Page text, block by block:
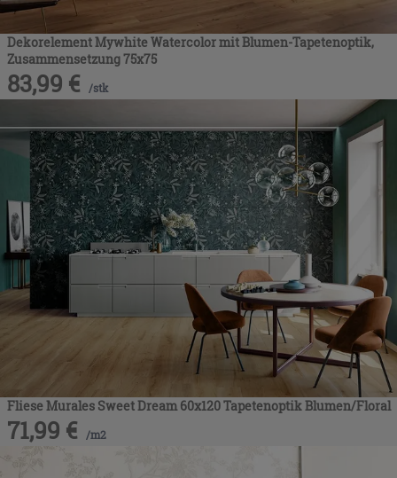
Dekorelement Mywhite Watercolor mit Blumen-Tapetenoptik,
Zusammensetzung 75x75
83,99 € /stk
Fliese Murales Sweet Dream 60x120 Tapetenoptik Blumen/Floral
71,99 € /m2